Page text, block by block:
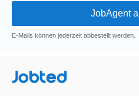
E-Mails können jederzeit abbestellt werden.
Jobted